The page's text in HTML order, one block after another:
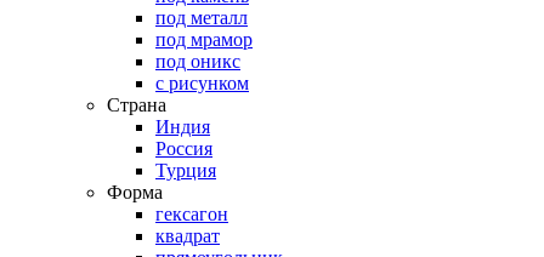
под металл
под мрамор
под оникс
с рисунком
Страна
Индия
Россия
Турция
Форма
гексагон
квадрат